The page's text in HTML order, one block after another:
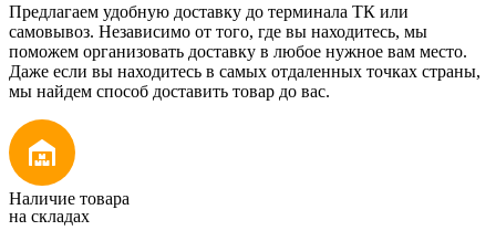
Предлагаем удобную доставку до терминала ТК или
самовывоз. Независимо от того, где вы находитесь, мы
поможем организовать доставку в любое нужное вам место.
Даже если вы находитесь в самых отдаленных точках страны,
мы найдем способ доставить товар до вас.
Наличие товара
на складах